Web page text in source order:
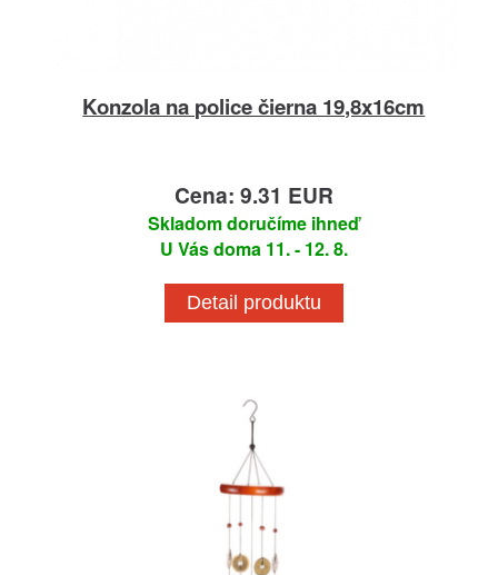
Konzola na police čierna 19,8x16cm
Cena: 9.31 EUR
Skladom doručíme ihneď
U Vás doma 11. - 12. 8.
Detail produktu